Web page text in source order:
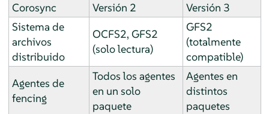
Corosync
Versión 2
Versión 3
Sistema de
archivos
distribuido
OCFS2, GFS2
(solo lectura)
GFS2
(totalmente
compatible)
Agentes de
fencing
Todos los agentes
en un solo
paquete
Agentes en
distintos
paquetes